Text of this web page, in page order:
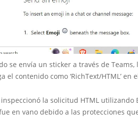
se envía un sticker a través de
el contenido como ‘RichText/HTML’ en
la solicitud HTML
en vano debido a las protecciones